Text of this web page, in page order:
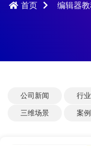
首页 编辑器教
公司新闻 行
三维场景 案